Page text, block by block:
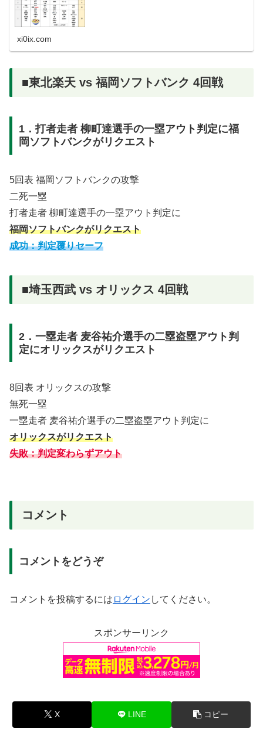
xi0ix.com
■東北楽天 vs 福岡ソフトバンク 4回戦
1．打者走者 柳町達選手の一塁アウト判定に福
岡ソフトバンクがリクエスト
5回表 福岡ソフトバンクの攻撃
二死一塁
打者走者 柳町達選手の一塁アウト判定に
福岡ソフトバンクがリクエスト
成功：判定覆りセーフ
■埼玉西武 vs オリックス 4回戦
2．一塁走者 麦谷祐介選手の二塁盗塁アウト判
定にオリックスがリクエスト
8回表 オリックスの攻撃
無死一塁
一塁走者 麦谷祐介選手の二塁盗塁アウト判定に
オリックスがリクエスト
失敗：判定変わらずアウト
コメント
コメントをどうぞ
コメントを投稿するには ログイン してください。
スポンサーリンク
X LINE コピー